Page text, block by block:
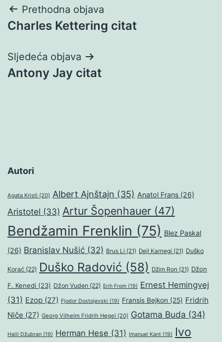
Navigacija
objava
Prethodna objava
Charles Kettering citat
Sljedeća objava
Antony Jay citat
Autori
Agata Kristi (20) Albert Ajnštajn (35) Anatol Frans (26)
Aristotel (33) Artur Šopenhauer (47)
Bendžamin Frenklin (75) Blez Paskal
(26) Branislav Nušić (32) Brus Li (21) Dejl Karnegi (21) Duško
Korać (22) Duško Radović (58) Džim Ron (21) Džon
F. Kenedi (23) Džon Vuden (22) Erih From (19) Ernest Hemingvej
(31) Ezop (27) Fjodor Dostojevski (19) Fransis Bejkon (25) Fridrih
Niče (27) Georg Vilhelm Fridrih Hegel (20) Gotama Buda (34)
Halil Džubran (19) Herman Hese (31) Imanuel Kant (19)
Ivo